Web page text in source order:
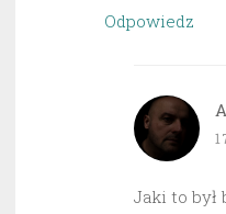
Odpowiedz
Jaki to był